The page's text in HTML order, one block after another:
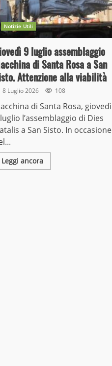
Notizie Utili
9 luglio assemblaggio
di Santa Rosa a San
Attenzione alla viabilità
8 Luglio 2026 108
di Santa Rosa, giovedì
l’assemblaggio di Dies
a San Sisto. In occasione
Leggi ancora